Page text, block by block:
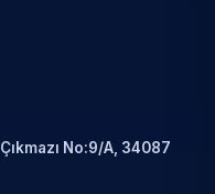
No:9/A, 34087